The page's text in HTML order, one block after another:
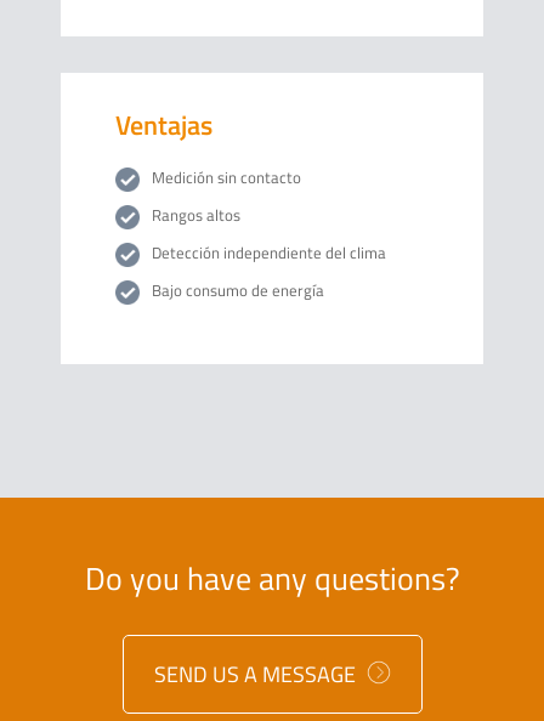
Ventajas
Medición sin contacto
Rangos altos
Detección independiente del clima
Bajo consumo de energía
Do you have any questions?
SEND US A MESSAGE